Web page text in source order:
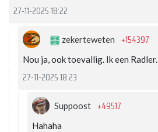
27-11-2025 18:22
zekerteweten +154397
Nou ja, ook toevallig. Ik een Radler.
27-11-2025 18:23
Suppoost +49517
Hahaha